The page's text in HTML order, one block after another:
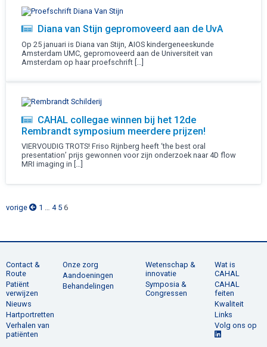
Diana van Stijn gepromoveerd aan de UvA
Op 25 januari is Diana van Stijn, AIOS kindergeneeskunde
Amsterdam UMC, gepromoveerd aan de Universiteit van
Amsterdam op haar proefschrift […]
CAHAL collegae winnen bij het 12de
Rembrandt symposium meerdere prijzen!
VIERVOUDIG TROTS! Friso Rijnberg heeft ‘the best oral
presentation’ prijs gewonnen voor zijn onderzoek naar 4D flow
MRI imaging in […]
vorige 1 4 5 6
Contact &
Route
Patiënt
verwijzen
Nieuws
Hartportretten
Verhalen van
patiënten
Onze zorg
Aandoeningen
Behandelingen
Wetenschap &
innovatie
Symposia &
Congressen
Wat is
CAHAL
CAHAL
feiten
Kwaliteit
Links
Volg ons op